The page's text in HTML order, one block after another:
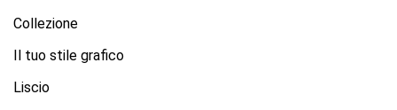
Collezione
Il tuo stile grafico
Liscio